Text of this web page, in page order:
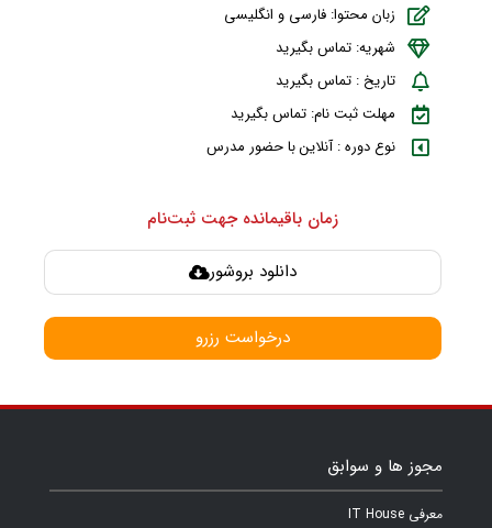
زبان محتوا: فارسی و انگلیسی
شهریه: تماس بگیرید
تاریخ : تماس بگیرید
مهلت ثبت نام: تماس بگیرید
نوع دوره : آنلاین با حضور مدرس
زمان باقیمانده جهت ثبت‌نام
دانلود بروشور
درخواست رزرو
مجوز ها و سوابق
معرفی IT House